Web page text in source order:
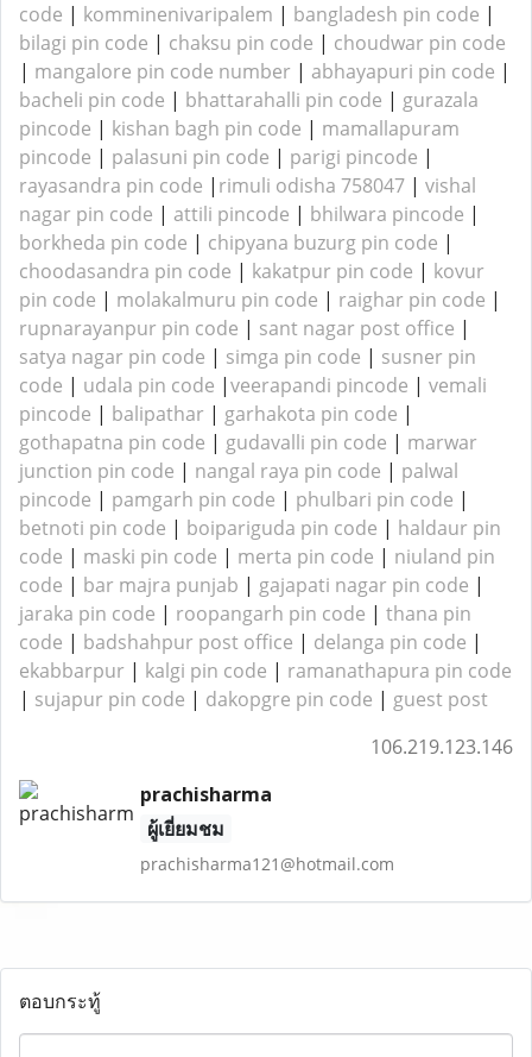
code | komminenivaripalem | bangladesh pin code |
bilagi pin code | chaksu pin code | choudwar pin code
| mangalore pin code number | abhayapuri pin code |
bacheli pin code | bhattarahalli pin code | gurazala
pincode | kishan bagh pin code | mamallapuram
pincode | palasuni pin code | parigi pincode |
rayasandra pin code | rimuli odisha 758047 | vishal
nagar pin code | attili pincode | bhilwara pincode |
borkheda pin code | chipyana buzurg pin code |
choodasandra pin code | kakatpur pin code | kovur
pin code | molakalmuru pin code | raighar pin code |
rupnarayanpur pin code | sant nagar post office |
satya nagar pin code | simga pin code | susner pin
code | udala pin code |veerapandi pincode | vemali
pincode | balipathar | garhakota pin code |
gothapatna pin code | gudavalli pin code | marwar
junction pin code | nangal raya pin code | palwal
pincode | pamgarh pin code | phulbari pin code |
betnoti pin code | boipariguda pin code | haldaur pin
code | maski pin code | merta pin code | niuland pin
code | bar majra punjab | gajapati nagar pin code |
jaraka pin code | roopangarh pin code | thana pin
code | badshahpur post office | delanga pin code |
ekabbarpur | kalgi pin code | ramanathapura pin code
| sujapur pin code | dakopgre pin code | guest post
106.219.123.146
prachisharma
ผู้เยี่ยมชม
prachisharma121@hotmail.com
ตอบกระทู้